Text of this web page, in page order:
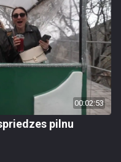
00:02:53
pilnu